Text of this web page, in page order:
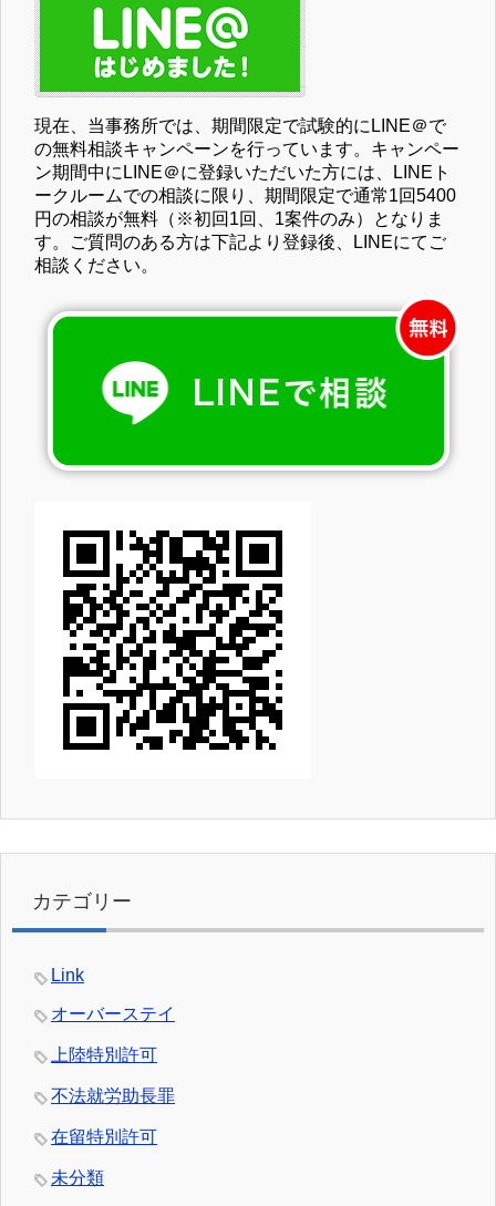
現在、当事務所では、期間限定で試験的にLINE＠で
の無料相談キャンペーンを行っています。キャンペー
ン期間中にLINE＠に登録いただいた方には、LINEト
ークルームでの相談に限り、期間限定で通常1回5400
円の相談が無料（※初回1回、1案件のみ）となりま
す。ご質問のある方は下記より登録後、LINEにてご
相談ください。
カテゴリー
Link
オーバーステイ
上陸特別許可
不法就労助長罪
在留特別許可
未分類